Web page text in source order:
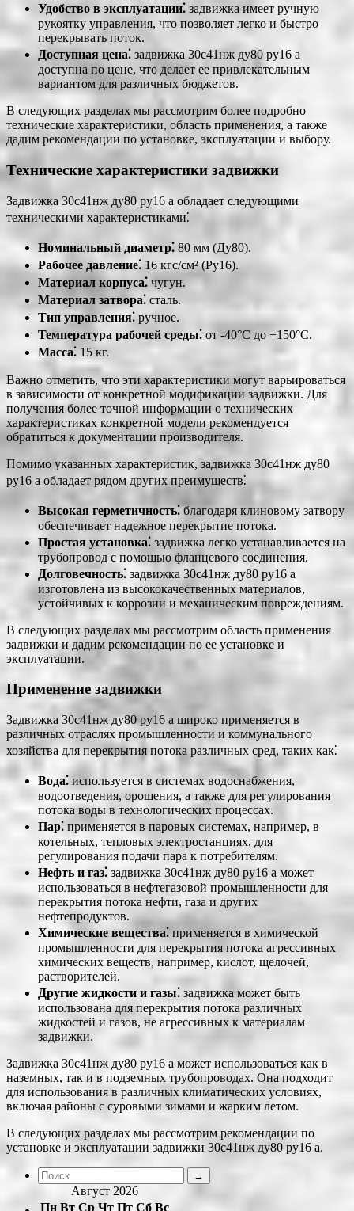
Удобство в эксплуатации⁚ задвижка имеет ручную
рукоятку управления, что позволяет легко и быстро
перекрывать поток.
Доступная цена⁚ задвижка 30с41нж ду80 ру16 а
доступна по цене, что делает ее привлекательным
вариантом для различных бюджетов.
В следующих разделах мы рассмотрим более подробно
технические характеристики, область применения, а также
дадим рекомендации по установке, эксплуатации и выбору.
Технические характеристики задвижки
Задвижка 30с41нж ду80 ру16 а обладает следующими
техническими характеристиками⁚
Номинальный диаметр⁚ 80 мм (Ду80).
Рабочее давление⁚ 16 кгс/см² (Ру16).
Материал корпуса⁚ чугун.
Материал затвора⁚ сталь.
Тип управления⁚ ручное.
Температура рабочей среды⁚ от -40°C до +150°C.
Масса⁚ 15 кг.
Важно отметить, что эти характеристики могут варьироваться
в зависимости от конкретной модификации задвижки. Для
получения более точной информации о технических
характеристиках конкретной модели рекомендуется
обратиться к документации производителя.
Помимо указанных характеристик, задвижка 30с41нж ду80
ру16 а обладает рядом других преимуществ⁚
Высокая герметичность⁚благодаря клиновому затвору
обеспечивает надежное перекрытие потока.
Простая установка⁚ задвижка легко устанавливается на
трубопровод с помощью фланцевого соединения.
Долговечность⁚ задвижка 30с41нж ду80 ру16 а
изготовлена из высококачественных материалов,
устойчивых к коррозии и механическим повреждениям.
В следующих разделах мы рассмотрим область применения
задвижки и дадим рекомендации по ее установке и
эксплуатации.
Применение задвижки
Задвижка 30с41нж ду80 ру16 а широко применяется в
различных отраслях промышленности и коммунального
хозяйства для перекрытия потока различных сред, таких как⁚
Вода⁚ используется в системах водоснабжения,
водоотведения, орошения, а также для регулирования
потока воды в технологических процессах.
Пар⁚ применяется в паровых системах, например, в
котельных, тепловых электростанциях, для
регулирования подачи пара к потребителям.
Нефть и газ⁚ задвижка 30с41нж ду80 ру16 а может
использоваться в нефтегазовой промышленности для
перекрытия потока нефти, газа и других
нефтепродуктов.
Химические вещества⁚ применяется в химической
промышленности для перекрытия потока агрессивных
химических веществ, например, кислот, щелочей,
растворителей.
Другие жидкости и газы⁚ задвижка может быть
использована для перекрытия потока различных
жидкостей и газов, не агрессивных к материалам
задвижки.
Задвижка 30с41нж ду80 ру16 а может использоваться как в
наземных, так и в подземных трубопроводах. Она подходит
для использования в различных климатических условиях,
включая районы с суровыми зимами и жарким летом.
В следующих разделах мы рассмотрим рекомендации по
установке и эксплуатации задвижки 30с41нж ду80 ру16 а.
Август 2026
Пн Вт Ср Чт Пт Сб Вс